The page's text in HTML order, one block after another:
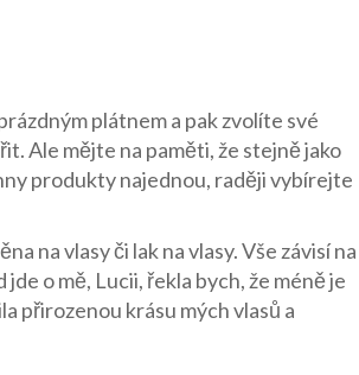
plátnem a pak zvolíte své
Ale mějte na paměti, že stejně jako
produkty najednou, raději vybírejte
na vlasy či lak na vlasy. Vše závisí na
o mě, Lucii, řekla bych, že méně je
přirozenou krásu mých vlasů a